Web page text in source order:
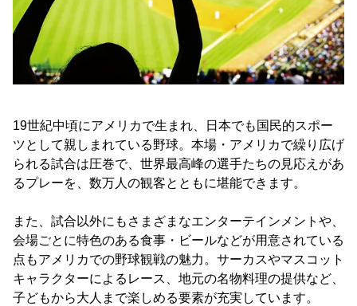
19世紀中頃にアメリカで生まれ、日本でも国民的スポー
ツとして親しまれている野球。本場・アメリカで繰り広げ
られる試合は圧巻で、世界最高峰の選手たちの見応えがあ
るプレーを、数万人の観客とともに堪能できます。
また、試合以外にもさまざまなエンターテインメントや、
会場ごとに特色のある食事・ビールなどが用意されている
点もアメリカでの野球観戦の魅力。サーカスやマスコット
キャラクターによるレース、地元の名物料理の提供など、
子どもから大人まで楽しめる要素が充実しています。